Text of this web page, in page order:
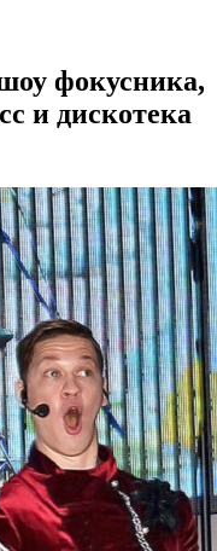
фокусника,
и дискотека